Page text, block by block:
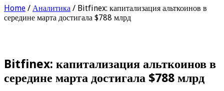
Home / Аналитика / Bitfinex: капитализация альткоинов в
середине марта достигала $788 млрд
Bitfinex: капитализация альткоинов в
середине марта достигала $788 млрд